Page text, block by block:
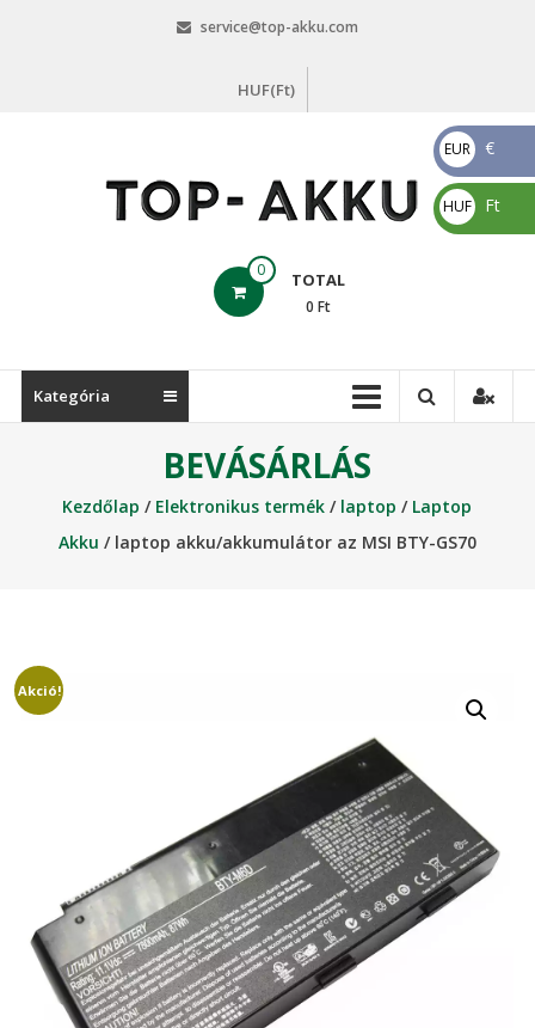
service@top-akku.com
HUF(Ft)
akku.com
0 TOTAL
0 Ft
Kategória
BEVÁSÁRLÁS
Kezdőlap / Elektronikus termék / laptop / Laptop
Akku / laptop akku/akkumulátor az MSI BTY-GS70
Akció!
EUR
€
€
HUF
Ft
Ft